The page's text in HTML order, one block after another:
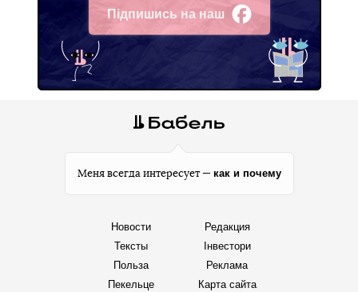
Підпишись на наш
Facebook
Меня всегда интересует — как и почему
Новости
Тексты
Польза
Пекельце
Редакция
Інвестори
Реклама
Карта сайта